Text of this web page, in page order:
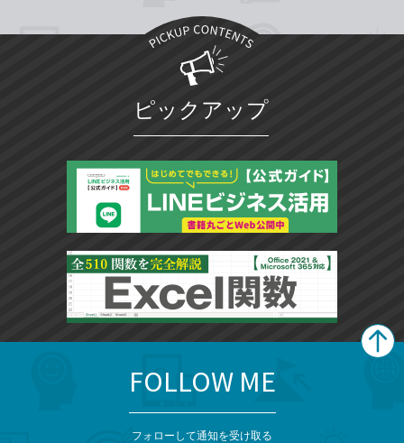
ピックアップ
FOLLOW ME
フォローして通知を受け取る